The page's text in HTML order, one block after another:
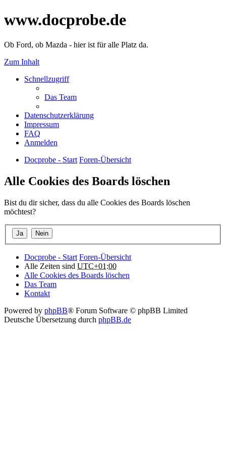
www.docprobe.de
Ob Ford, ob Mazda - hier ist für alle Platz da.
Zum Inhalt
Schnellzugriff
Das Team
Datenschutzerklärung
Impressum
FAQ
Anmelden
Docprobe - Start Foren-Übersicht
Alle Cookies des Boards löschen
Bist du dir sicher, dass du alle Cookies des Boards löschen
möchtest?
Docprobe - Start Foren-Übersicht
Alle Zeiten sind UTC+01:00
Alle Cookies des Boards löschen
Das Team
Kontakt
Powered by phpBB® Forum Software © phpBB Limited
Deutsche Übersetzung durch phpBB.de